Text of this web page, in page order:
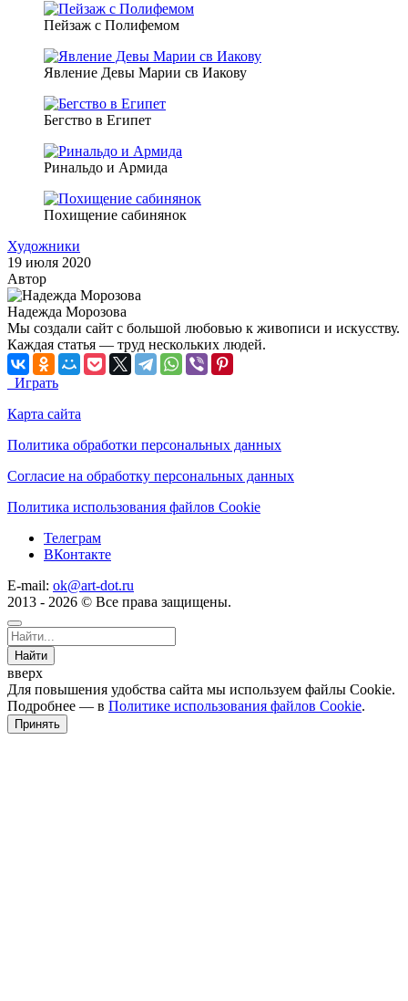
Пейзаж с Полифемом
Явление Девы Марии св Иакову
Бегство в Египет
Ринальдо и Армида
Похищение сабинянок
Художники
19 июля 2020
Автор
Надежда Морозова
Мы создали сайт с большой любовью к живописи и искусству.
Каждая статья — труд нескольких людей.
Играть
Карта сайта
Политика обработки персональных данных
Согласие на обработку персональных данных
Политика использования файлов Cookie
Телеграм
ВКонтакте
E-mail: ok@art-dot.ru
2013 - 2026 © Все права защищены.
Найти
вверх
Для повышения удобства сайта мы используем файлы Cookie.
Подробнее — в Политике использования файлов Cookie.
Принять